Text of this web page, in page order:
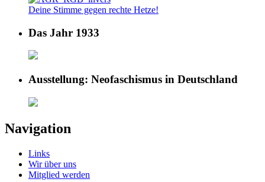
Deine Stimme gegen rechte Hetze!
Das Jahr 1933
Ausstellung: Neofaschismus in Deutschland
Navigation
Links
Wir über uns
Mitglied werden